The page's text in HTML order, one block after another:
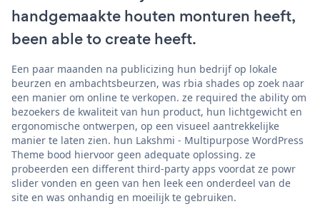
handgemaakte houten monturen heeft,
been able to create heeft.
Een paar maanden na publicizing hun bedrijf op lokale
beurzen en ambachtsbeurzen, was rbia shades op zoek naar
een manier om online te verkopen. ze required the ability om
bezoekers de kwaliteit van hun product, hun lichtgewicht en
ergonomische ontwerpen, op een visueel aantrekkelijke
manier te laten zien. hun Lakshmi - Multipurpose WordPress
Theme bood hiervoor geen adequate oplossing. ze
probeerden een different third-party apps voordat ze powr
slider vonden en geen van hen leek een onderdeel van de
site en was onhandig en moeilijk te gebruiken.